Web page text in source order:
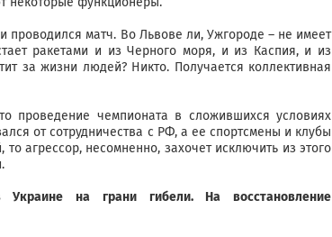
проводился матч. Во Львове ли, Ужгороде – не имеет
ракетами и из Черного моря, и из Каспия, и из
за жизни людей? Никто. Получается коллективная
проведение чемпионата в сложившихся условиях
от сотрудничества с РФ, а ее спортсмены и клубы
агрессор, несомненно, захочет исключить из этого
на грани гибели. На восстановление